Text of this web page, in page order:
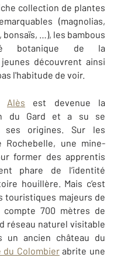
collection de plantes
(magnolias,
…), les bambous
botanique de la
découvrent ainsi
l'habitude de voir.
Alès est devenue la
du Gard et a su se
ses origines. Sur les
une mine-
former des apprentis
phare de l’identité
houillère. Mais c’est
touristiques majeurs de
700 mètres de
réseau naturel visitable
un ancien château du
du Colombierabrite une